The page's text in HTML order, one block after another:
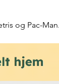
og Pac-Man.